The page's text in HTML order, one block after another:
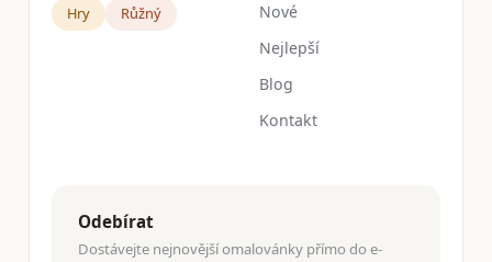
Hry
Růžný
Nové
Nejlepší
Blog
Kontakt
Odebírat
Dostávejte nejnovější omalovánky přímo do e-